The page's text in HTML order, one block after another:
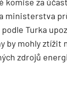
ministerstva
Turka
by mohly ztížit
zdrojů